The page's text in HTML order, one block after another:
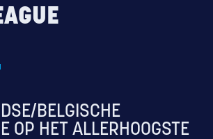
BELGISCHE
OP HET ALLERHOOGSTE